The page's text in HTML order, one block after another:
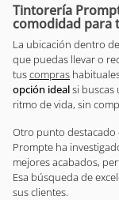
Tintorería
comodidad para
La ubicación dentro
que puedas llevar o
tuscompras
opción idealsi buscas
ritmo de vida, sin
Otro punto destacado
Prompte ha
mejores acabados,
Esa búsqueda de
sus clientes.